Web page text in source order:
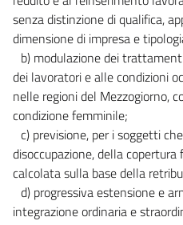
senza distinzione di qualifica,
dimensione di impresa e
b) modulazione dei
dei lavoratori e alle condizioni
nelle regioni del Mezzogiorno,
condizione femminile;
c) previsione, per i soggetti
disoccupazione, della
calcolata sulla base della
d) progressiva estensione e
integrazione ordinaria e